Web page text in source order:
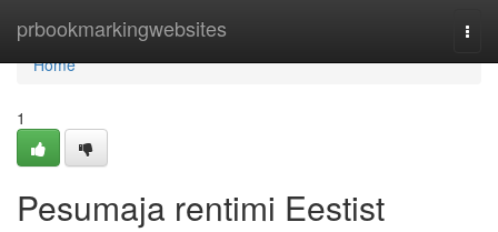
prbookmarkingwebsites
Home
Home
1
Pesumaja rentimi Eestist